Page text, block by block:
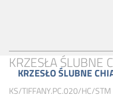
KRZESŁA ŚLUBNE
KRZESŁO ŚLUBNE
KS/TIFFANY.PC.020/HC/STM